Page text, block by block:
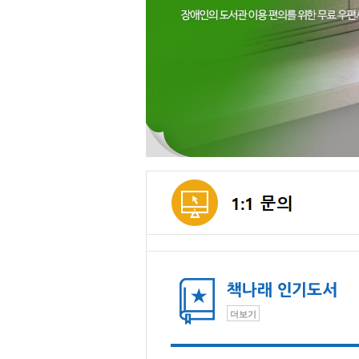
메인컨텐츠
더보기